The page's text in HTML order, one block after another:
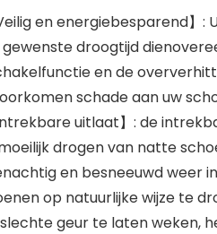
en energiebesparend】:
gewenste droogtijd
en de
schade aan uw
uitlaat】: de
drogen van natte
en besneeuwd weer
op natuurlijke wijze te
geur te laten weken,